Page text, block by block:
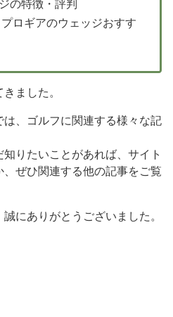
の特徴・評判
プロギアのウェッジおすす
ました。
、ゴルフに関連する様々な記
りたいことがあれば、サイト
ぜひ関連する他の記事をご覧
にありがとうございました。